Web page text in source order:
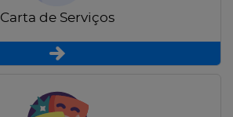
Carta de Serviços